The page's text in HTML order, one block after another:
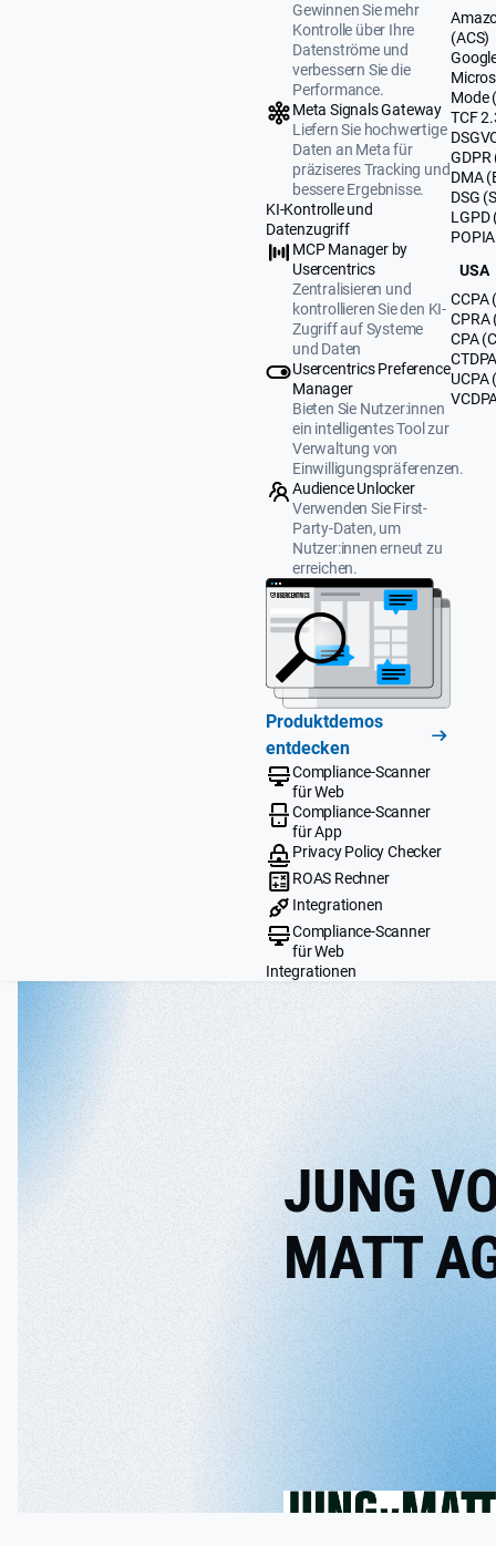
Gewinnen Sie mehr
Kontrolle über Ihre
Datenströme und
verbessern Sie die
Performance.
Meta Signals Gateway
Liefern Sie hochwertige
Daten an Meta für
präziseres Tracking und
bessere Ergebnisse.
KI-Kontrolle und
Datenzugriff
MCP Manager by
Usercentrics
Zentralisieren und
kontrollieren Sie den KI-
Zugriff auf Systeme
und Daten
Usercentrics Preference
Manager
Bieten Sie Nutzer:innen
ein intelligentes Tool zur
Verwaltung von
Einwilligungspräferenzen.
Audience Unlocker
Verwenden Sie First-
Party-Daten, um
Nutzer:innen erneut zu
erreichen.
Produktdemos
entdecken
Compliance-Scanner
für Web
Compliance-Scanner
für App
Privacy Policy Checker
ROAS Rechner
Integrationen
Compliance-Scanner
für Web
Integrationen
(ACS)
Mode
TCF
GDPR
DMA
DSG
LGPD
USA
CCPA
CPRA
CPA
UCPA
JUNG
MATT